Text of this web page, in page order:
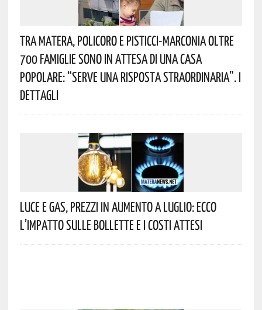
Tra Matera, Policoro E Pisticci-Marconia Oltre
700 Famiglie Sono In Attesa Di Una Casa
Popolare: “serve Una Risposta Straordinaria”. I
Dettagli
Luce E Gas, Prezzi In Aumento A Luglio: Ecco
L’impatto Sulle Bollette E I Costi Attesi